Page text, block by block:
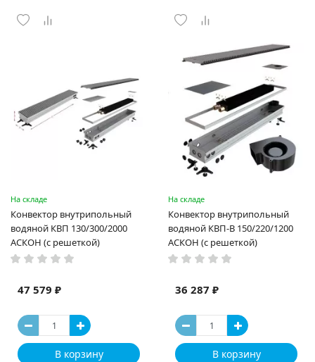
На складе
Конвектор внутрипольный
водяной КВП 130/300/2000
АСКОН (с решеткой)
47 579 ₽
В корзину
На складе
Конвектор внутрипольный
водяной КВП-В 150/220/1200
АСКОН (с решеткой)
36 287 ₽
В корзину